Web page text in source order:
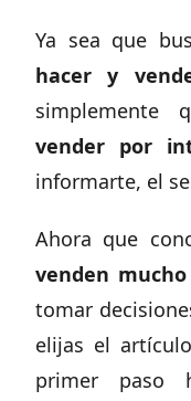
Ya sea que
hacer y
simplemente
vender por
informarte, el
Ahora que
venden mucho
tomar
elijas el
primer paso